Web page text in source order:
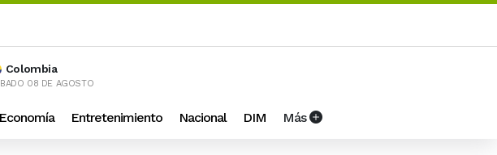
Colombia
08 DE AGOSTO
Economía Entretenimiento Nacional DIM Más